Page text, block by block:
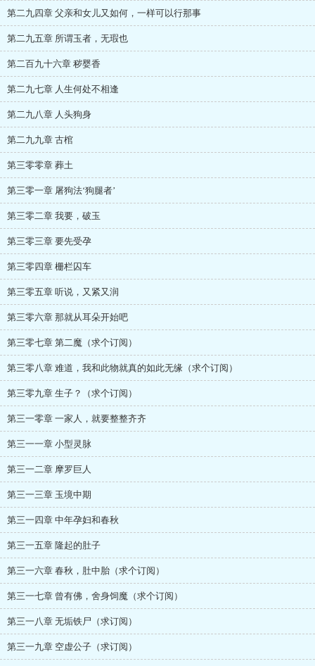
第二九四章 父亲和女儿又如何，一样可以行那事
第二九五章 所谓玉者，无瑕也
第二百九十六章 秽婴香
第二九七章 人生何处不相逢
第二九八章 人头狗身
第二九九章 古棺
第三零零章 葬土
第三零一章 屠狗法‘狗腿者’
第三零二章 我要，破玉
第三零三章 要先受孕
第三零四章 栅栏囚车
第三零五章 听说，又紧又润
第三零六章 那就从耳朵开始吧
第三零七章 第二魔（求个订阅）
第三零八章 难道，我和此物就真的如此无缘（求个订阅）
第三零九章 生子？（求个订阅）
第三一零章 一家人，就要整整齐齐
第三一一章 小型灵脉
第三一二章 摩罗巨人
第三一三章 玉境中期
第三一四章 中年孕妇和春秋
第三一五章 隆起的肚子
第三一六章 春秋，肚中胎（求个订阅）
第三一七章 曾有佛，舍身饲魔（求个订阅）
第三一八章 无垢铁尸（求订阅）
第三一九章 空虚公子（求订阅）